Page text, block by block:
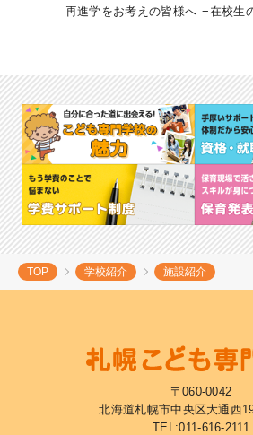
再進学をお考えの皆様へ
在校生
TOP 学校紹介 施設紹介
〒060-0042
北海道札幌市中央区大通西
TEL:011-616-2111